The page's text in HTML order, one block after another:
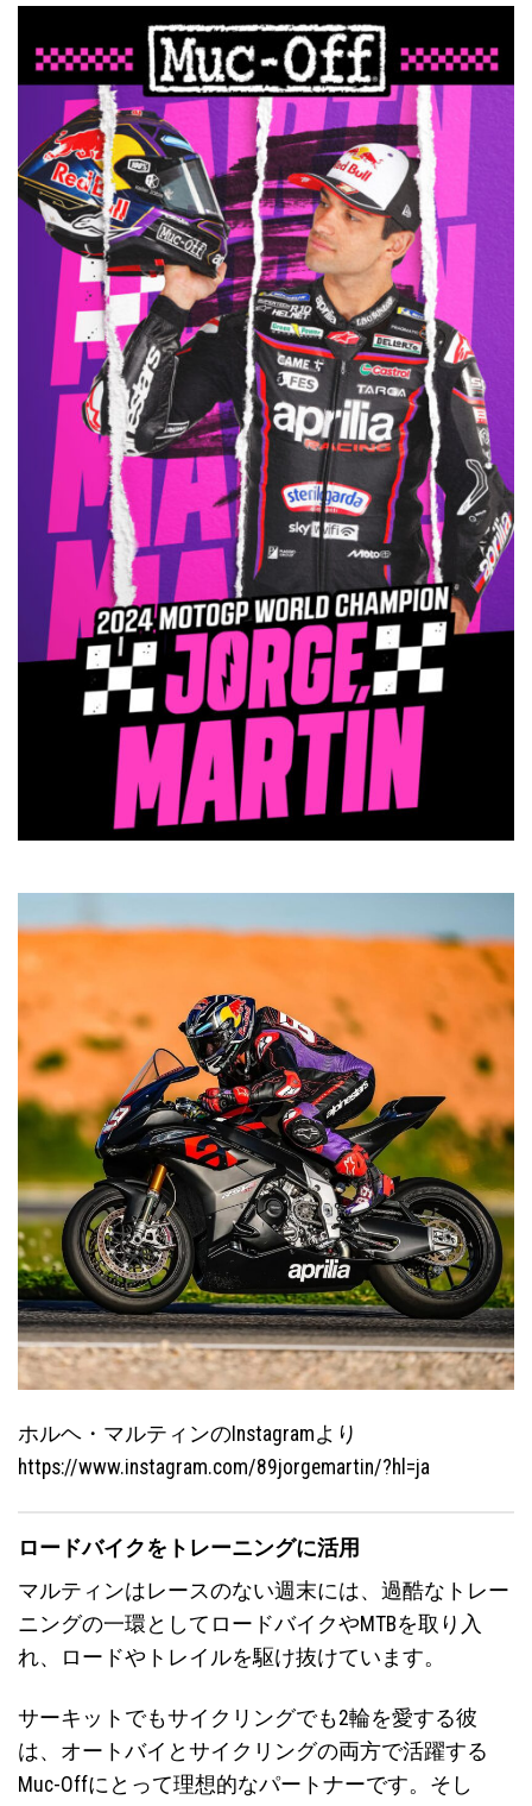
ホルヘ・マルティンのInstagramより
https://www.instagram.com/89jorgemartin/?hl=ja
ロードバイクをトレーニングに活用
マルティンはレースのない週末には、過酷なトレー
ニングの一環としてロードバイクやMTBを取り入
れ、ロードやトレイルを駆け抜けています。
サーキットでもサイクリングでも2輪を愛する彼
は、オートバイとサイクリングの両方で活躍する
Muc-Offにとって理想的なパートナーです。そし